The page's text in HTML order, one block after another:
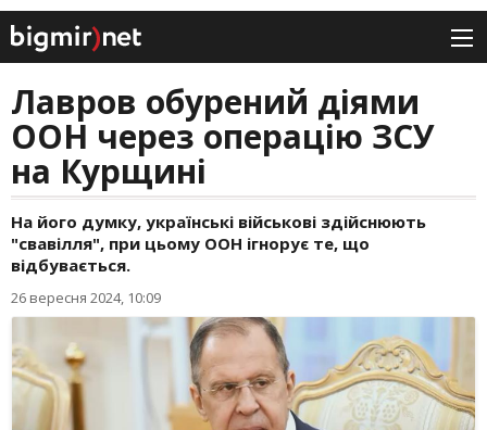
Лавров обурений діями
ООН через операцію ЗСУ
на Курщині
На його думку, українські військові здійснюють
"свавілля", при цьому ООН ігнорує те, що
відбувається.
26 вересня 2024, 10:09